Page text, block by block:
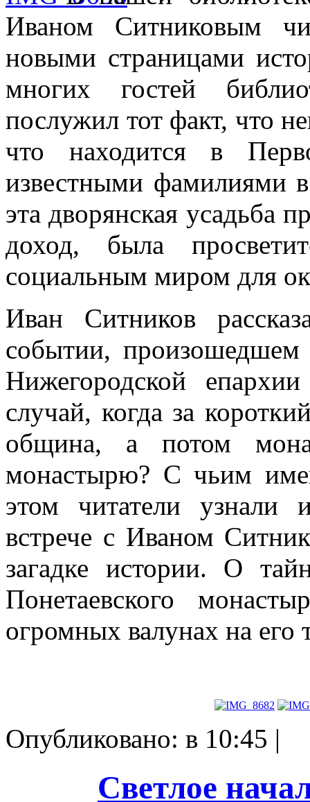
Иваном Ситниковым
новыми страницами
многих гостей
послужил тот факт, что
что находится в
известными фамилиями
эта дворянская усадьба
доход, была
социальным миром для
Иван Ситников
событии, произошедшем
Нижегородской
случай, когда за
община, а потом
монастырю? С чьим
этом читатели узнали
встрече с Иваном
загадке истории. О
Понетаевского
огромных валунах на его
Опубликовано: в 10:45 |
Светлое